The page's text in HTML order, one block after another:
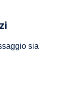
sia